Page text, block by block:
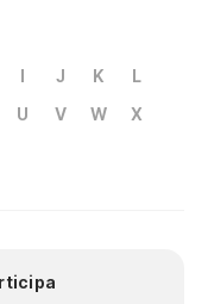
I J K
L
U V W
X